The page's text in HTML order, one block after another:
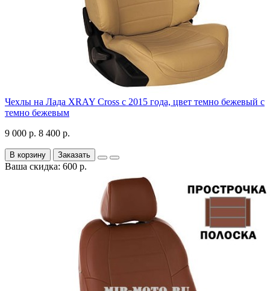
Чехлы на Лада XRAY Cross с 2015 года, цвет темно бежевый с
темно бежевым
9 000 р. 8 400 р.
В корзину Заказать
Ваша скидка: 600 р.